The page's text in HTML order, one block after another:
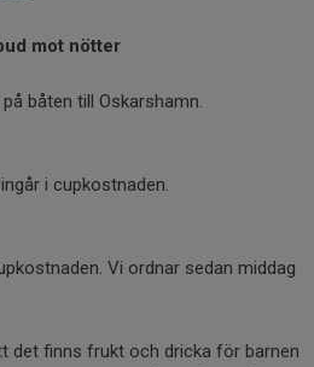
mot nötter
båten till Oskarshamn.
i cupkostnaden.
Vi ordnar sedan middag
det finns frukt och dricka för barnen